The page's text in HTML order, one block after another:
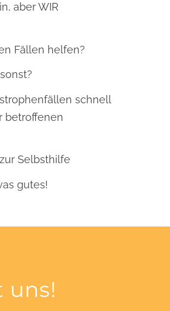
aber WIR
Fällen helfen?
schnell
betroffenen
Selbsthilfe
gutes!
uns!